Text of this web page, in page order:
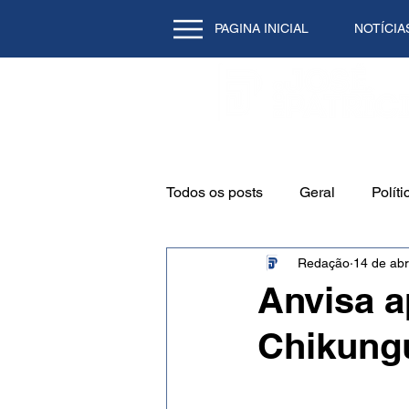
PAGINA INICIAL
Todos os posts Geral
Cidade
Natal/RN Tecnologia
Anvisa
Redação 14 de